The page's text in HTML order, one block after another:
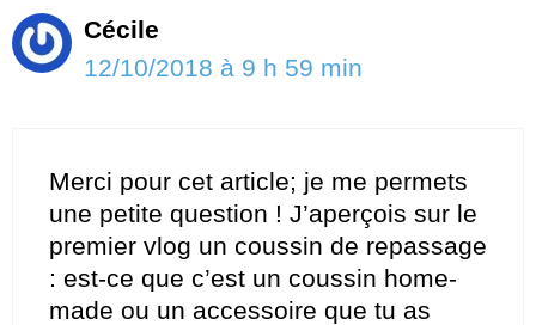
Cécile
12/10/2018 à 9 h 59 min
Merci pour cet article; je me permets
une petite question ! J’aperçois sur le
premier vlog un coussin de repassage
: est-ce que c’est un coussin home-
made ou un accessoire que tu as